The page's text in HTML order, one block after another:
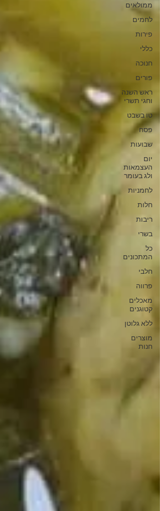
ממולאים
לחמים
פירות
כללי
חנוכה
פורים
ראש השנה
וחגי תשרי
טו בשבט
פסח
שבועות
יום
העצמאות
ולג בעומר
לחמניות
חלות
ריבות
בשרי
כל
המתכונים
חלבי
פרווה
מאכלים
קטוגנים
ללא גלוטן
מוצרים
חנות